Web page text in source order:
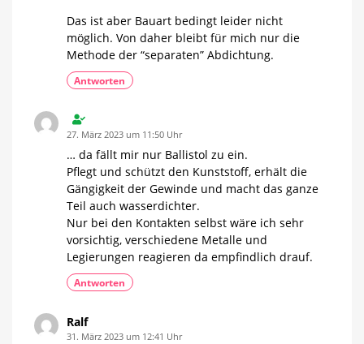
Das ist aber Bauart bedingt leider nicht
möglich. Von daher bleibt für mich nur die
Methode der “separaten” Abdichtung.
Antworten
27. März 2023 um 11:50 Uhr
… da fällt mir nur Ballistol zu ein.
Pflegt und schützt den Kunststoff, erhält die
Gängigkeit der Gewinde und macht das ganze
Teil auch wasserdichter.
Nur bei den Kontakten selbst wäre ich sehr
vorsichtig, verschiedene Metalle und
Legierungen reagieren da empfindlich drauf.
Antworten
Ralf
31. März 2023 um 12:41 Uhr